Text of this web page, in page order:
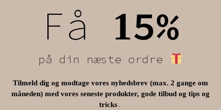
Få 15%
på din næste ordre
Tilmeld dig og modtage vores nyhedsbrev (max. 2 gange om
måneden) med vores seneste produkter, gode tilbud og tips og
tricks .